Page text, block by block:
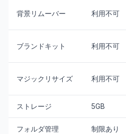
背景リムーバー 利用不可
ブランドキット 利用不可
マジックリサイズ 利用不可
ストレージ 5GB
フォルダ管理 制限あり